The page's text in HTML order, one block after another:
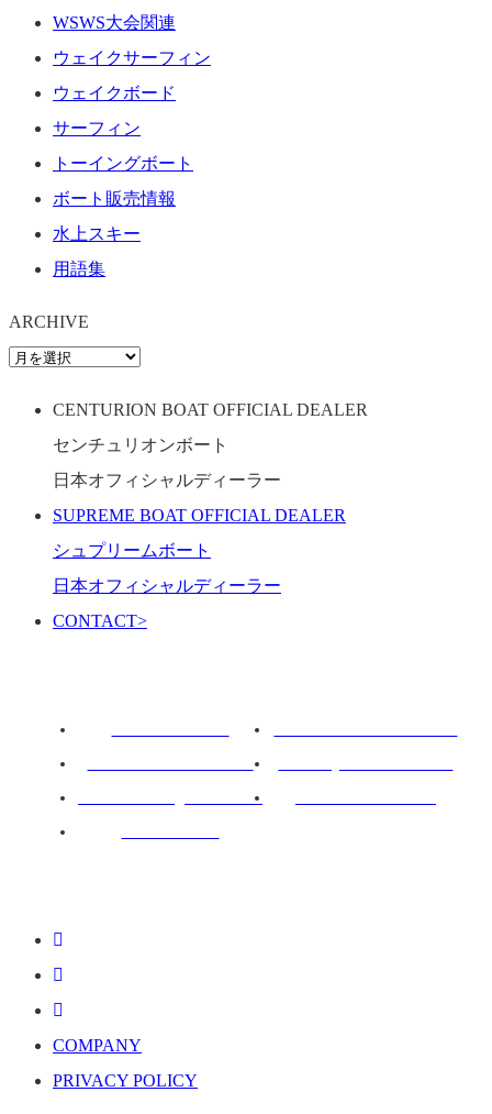
WSWS大会関連
ウェイクサーフィン
ウェイクボード
サーフィン
トーイングボート
ボート販売情報
水上スキー
用語集
ARCHIVE
CENTURION BOAT OFFICIAL DEALER
センチュリオンボート
日本オフィシャルディーラー
SUPREME BOAT OFFICIAL DEALER
シュプリームボート
日本オフィシャルディーラー
CONTACT>
PCM marine engines JAPAN
COMPANY
PRIVACY POLICY